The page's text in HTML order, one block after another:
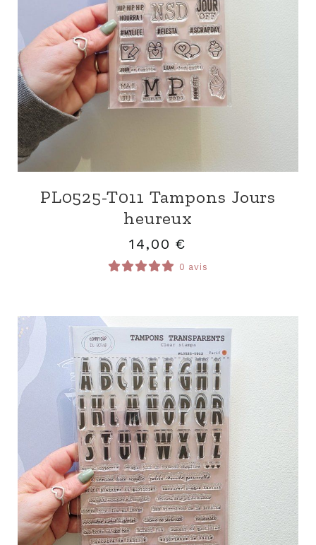
PL0525-T011 Tampons Jours
heureux
14,00 €
0 avis